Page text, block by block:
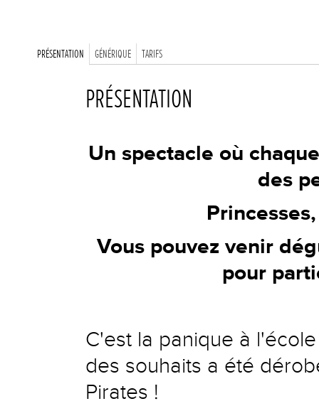
PRÉSENTATION GÉNÉRIQUE TARIFS
PRÉSENTATION
Un spectacle où
des
Vous pouvez venir
pour
C'est la panique à
des souhaits a été
Pirates !